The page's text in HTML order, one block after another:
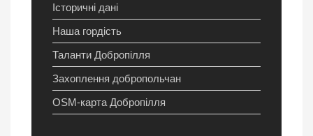
Історичні дані
Наша гордість
Таланти Добропілля
Захоплення добропольчан
OSM-карта Добропілля